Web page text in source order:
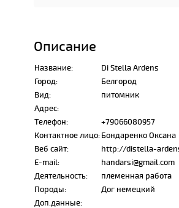
Описание
Название:
Di Stella Ardens
Город:
Белгород
Вид:
питомник
Адрес:
Телефон:
+79066080957
Контактное лицо:Бондаренко Оксана
Веб сайт:
http://distella-
E-mail:
handarsi@gmail.com
Деятельность:
племенная работа
Породы:
Дог немецкий
Доп.данные: